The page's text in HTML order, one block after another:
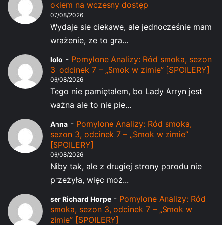
okiem na wczesny dostęp
07/08/2026
Wydaje sie ciekawe, ale jednocześnie mam
wrażenie, ze to gra...
lolo - Pomylone Analizy: Ród smoka, sezon
3, odcinek 7 – „Smok w zimie” [SPOILERY]
06/08/2026
Tego nie pamiętałem, bo Lady Arryn jest
ważna ale to nie pie...
Anna - Pomylone Analizy: Ród smoka,
sezon 3, odcinek 7 – „Smok w zimie”
[SPOILERY]
06/08/2026
Niby tak, ale z drugiej strony porodu nie
przeżyła, więc moż...
ser Richard Horpe - Pomylone Analizy: Ród
smoka, sezon 3, odcinek 7 – „Smok w
zimie” [SPOILERY]